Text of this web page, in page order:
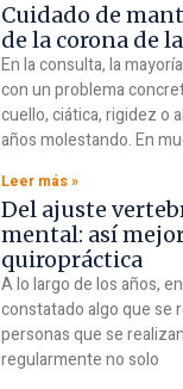
Cuidado de
de la corona de
En la consulta, la
con un problema
cuello, ciática, rigidez o
años molestando. En
Leer más »
Del ajuste
mental: así
quiropráctica
A lo largo de los años,
constatado algo que se
personas que se
regularmente no solo